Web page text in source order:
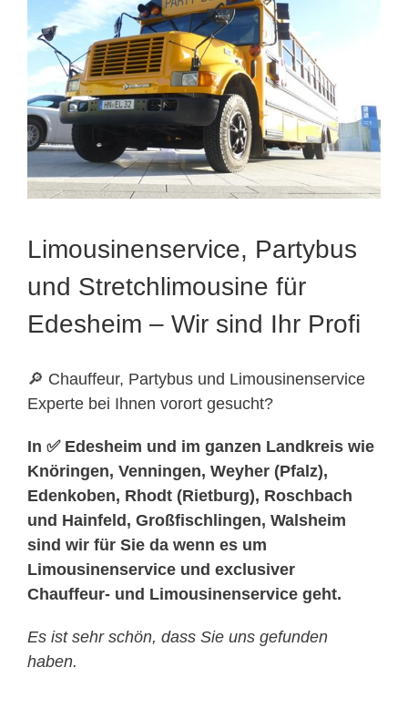
Limousinenservice, Partybus
und Stretchlimousine für
Edesheim – Wir sind Ihr Profi
🔎 Chauffeur, Partybus und Limousinenservice
Experte bei Ihnen vorort gesucht?
In ✅ Edesheim und im ganzen Landkreis wie
Knöringen, Venningen, Weyher (Pfalz),
Edenkoben, Rhodt (Rietburg), Roschbach
und Hainfeld, Großfischlingen, Walsheim
sind wir für Sie da wenn es um
Limousinenservice und exclusiver
Chauffeur- und Limousinenservice geht.
Es ist sehr schön, dass Sie uns gefunden
haben.